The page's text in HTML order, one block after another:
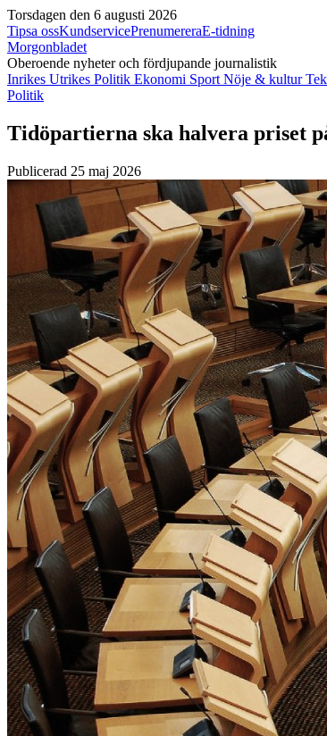
Torsdagen den 6 augusti 2026
Tipsa ossKundservicePrenumereraE-tidning
Morgonbladet
Oberoende nyheter och fördjupande journalistik
Inrikes Utrikes Politik Ekonomi Sport Nöje & kultur
Politik
Tidöpartierna ska halvera priset
Publicerad 25 maj 2026